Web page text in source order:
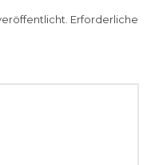
Erforderliche